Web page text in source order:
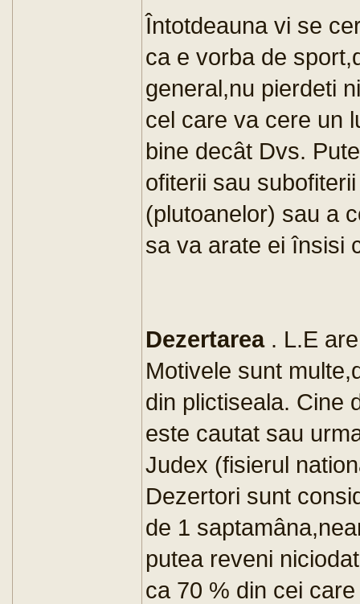
Întotdeauna vi se
ca e vorba de
general,nu pierdeti
cel care va cere un
bine decât Dvs.
ofiterii sau
(plutoanelor) sau a
sa va arate ei însisi
Dezertarea. L.E
Motivele sunt
din plictiseala. Cine
este cautat sau
Judex (fisierul
Dezertori sunt
de 1
putea reveni
ca 70 % din cei